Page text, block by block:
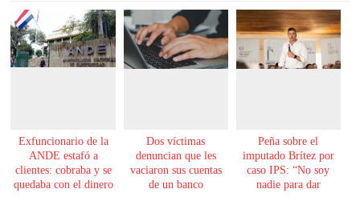
Exfuncionario de la
ANDE estafó a
clientes: cobraba y se
quedaba con el dinero
Dos víctimas
denuncian que les
vaciaron sus cuentas
de un banco
Peña sobre el
imputado Brítez por
caso IPS: “No soy
nadie para dar